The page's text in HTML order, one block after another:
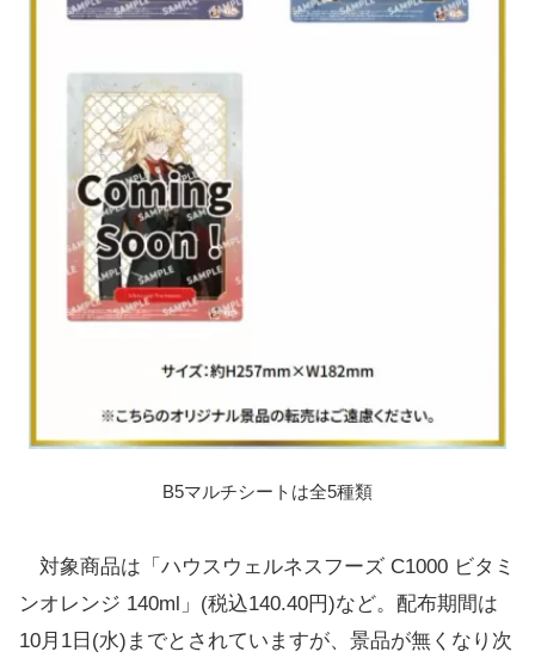
B5マルチシートは全5種類
対象商品は「ハウスウェルネスフーズ C1000 ビタミ
ンオレンジ 140ml」(税込140.40円)など。配布期間は
10月1日(水)までとされていますが、景品が無くなり次